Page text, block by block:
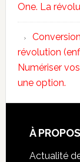
One. La
révolution
Numériser
une option.
À
Actualité